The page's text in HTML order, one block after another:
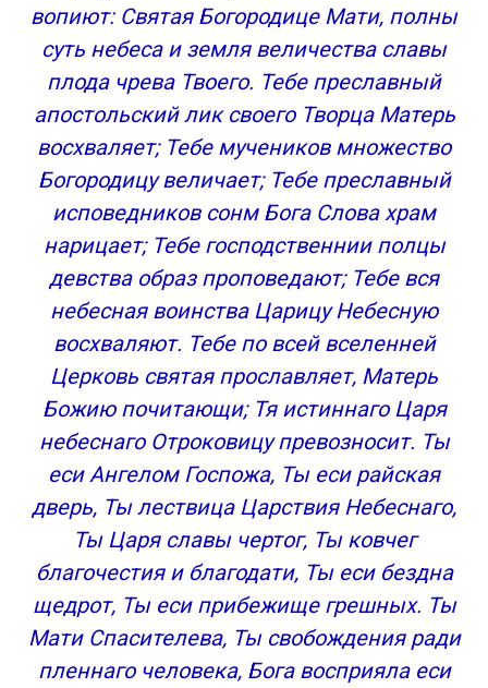
вопиют: Святая Богородице Мати, полны
суть небеса и земля величества славы
плода чрева Твоего. Тебе преславный
апостольский лик своего Творца Матерь
восхваляет; Тебе мучеников множество
Богородицу величает; Тебе преславный
исповедников сонм Бога Слова храм
нарицает; Тебе господственнии полцы
девства образ проповедают; Тебе вся
небесная воинства Царицу Небесную
восхваляют. Тебе по всей вселенней
Церковь святая прославляет, Матерь
Божию почитающи; Тя истиннаго Царя
небеснаго Отроковицу превозносит. Ты
еси Ангелом Госпожа, Ты еси райская
дверь, Ты лествица Царствия Небеснаго,
Ты Царя славы чертог, Ты ковчег
благочестия и благодати, Ты еси бездна
щедрот, Ты еси прибежище грешных. Ты
Мати Спасителева, Ты свобождения ради
пленнаго человека, Бога восприяла еси